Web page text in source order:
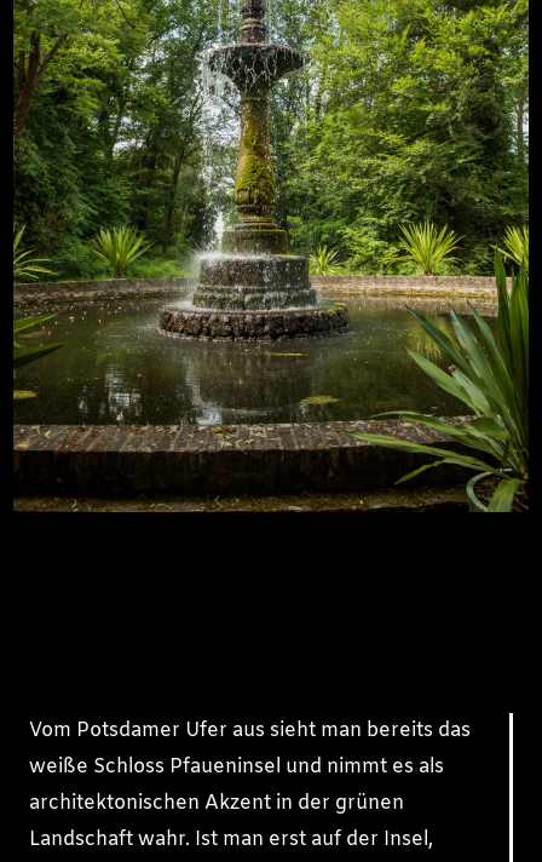
Vom Potsdamer Ufer aus sieht man bereits das
weiße Schloss Pfaueninsel und nimmt es als
architektonischen Akzent in der grünen
Landschaft wahr. Ist man erst auf der Insel,